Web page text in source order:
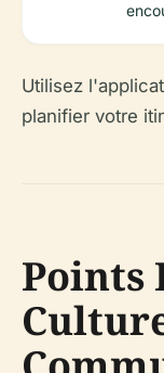
Utilisez
planifier votre
Points